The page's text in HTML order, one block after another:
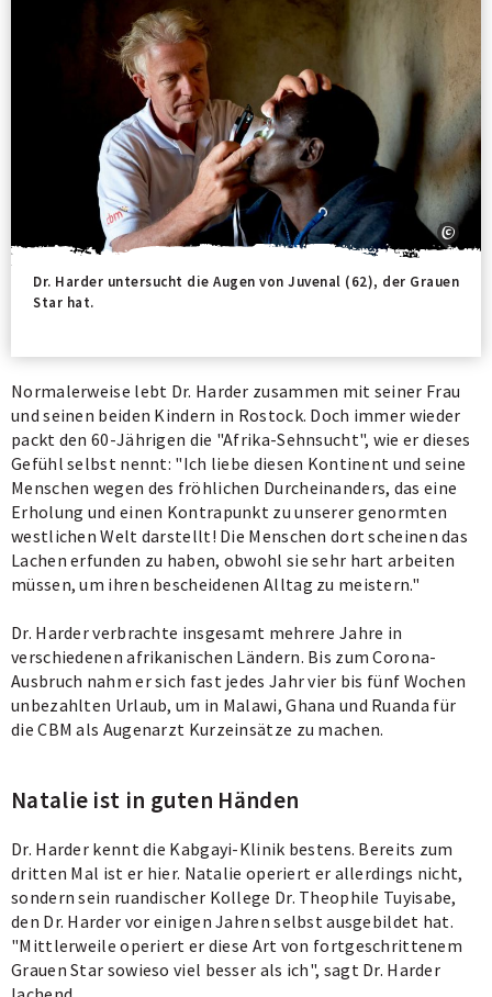
Dr. Harder untersucht die Augen von Juvenal (62), der Grauen
Star hat.
Normalerweise lebt Dr. Harder zusammen mit seiner Frau
und seinen beiden Kindern in Rostock. Doch immer wieder
packt den 60-Jährigen die "Afrika-Sehnsucht", wie er dieses
Gefühl selbst nennt: "Ich liebe diesen Kontinent und seine
Menschen wegen des fröhlichen Durcheinanders, das eine
Erholung und einen Kontrapunkt zu unserer genormten
westlichen Welt darstellt! Die Menschen dort scheinen das
Lachen erfunden zu haben, obwohl sie sehr hart arbeiten
müssen, um ihren bescheidenen Alltag zu meistern."
Dr. Harder verbrachte insgesamt mehrere Jahre in
verschiedenen afrikanischen Ländern. Bis zum Corona-
Ausbruch nahm er sich fast jedes Jahr vier bis fünf Wochen
unbezahlten Urlaub, um in Malawi, Ghana und Ruanda für
die CBM als Augenarzt Kurzeinsätze zu machen.
Natalie ist in guten Händen
Dr. Harder kennt die Kabgayi-Klinik bestens. Bereits zum
dritten Mal ist er hier. Natalie operiert er allerdings nicht,
sondern sein ruandischer Kollege Dr. Theophile Tuyisabe,
den Dr. Harder vor einigen Jahren selbst ausgebildet hat.
"Mittlerweile operiert er diese Art von fortgeschrittenem
Grauen Star sowieso viel besser als ich", sagt Dr. Harder